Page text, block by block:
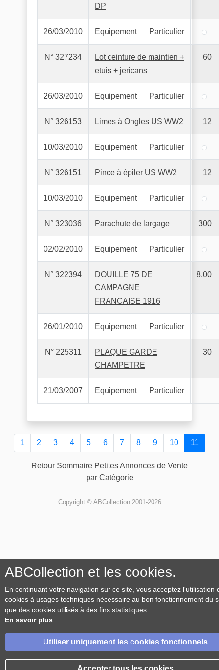
DP
26/03/2010 Equipement Particulier
N° 327234
Lot ceinture de maintien +
etuis + jericans
60
26/03/2010 Equipement Particulier
N° 326153 Limes à Ongles US WW2 12
10/03/2010 Equipement Particulier
N° 326151 Pince à épiler US WW2 12
10/03/2010 Equipement Particulier
N° 323036 Parachute de largage 300
02/02/2010 Equipement Particulier
N° 322394
DOUILLE 75 DE
CAMPAGNE
FRANCAISE 1916
8.00
26/01/2010 Equipement Particulier
N° 225311
PLAQUE GARDE
CHAMPETRE
30
21/03/2007 Equipement Particulier
1 2 3 4 5 6 7 8 9 10 11
Retour Sommaire Petites Annonces de Vente
par Catégorie
Copyright © ABCollection 2001-2026
ABCollection et les cookies.
En continuant votre navigation sur ce site, vous acceptez l'utilisation
cookies à usages techniques nécessaire au bon fonctionnement du
que des cookies utilisés à des fins statistiques.
En savoir plus
Utiliser uniquement les cookies fonctionnels
Accepter tous les cookies